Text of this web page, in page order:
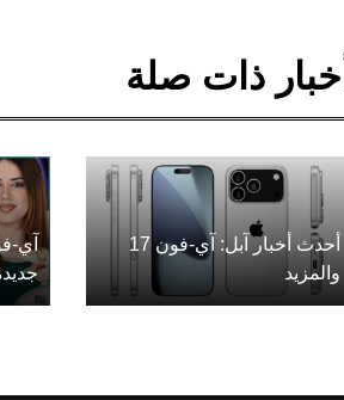
أخبار ذات صلة
أحدث أخبار آبل: آي-فون 17
والمزيد
آي-